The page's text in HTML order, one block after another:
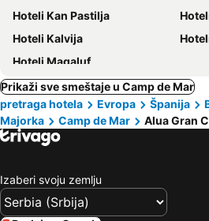
Hoteli Kan Pastilja
Hoteli Kalvija
Hoteli Magaluf
Prikaži sve smeštaje u Camp de Mar
pretraga hotela
Evropa Španija
Majorka
Camp de Mar Alua Gran
Izaberi svoju zemlju